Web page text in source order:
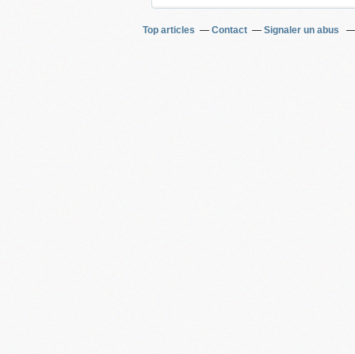
Top articles Contact Signaler un abus